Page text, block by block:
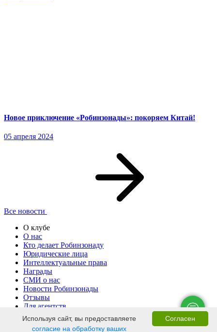
Новое приключение «Робинзонады»: покоряем Китай!
05 апреля 2024
Все новости
О клубе
О нас
Кто делает Робинзонаду
Юридические лица
Интеллектуальные права
Награды
СМИ о нас
Новости Робинзонады
Отзывы
Для агентств
Наши партнеры
Разместить лагерь
Согласен
Используя сайт, вы предоставляете
согласие на обработку ваших